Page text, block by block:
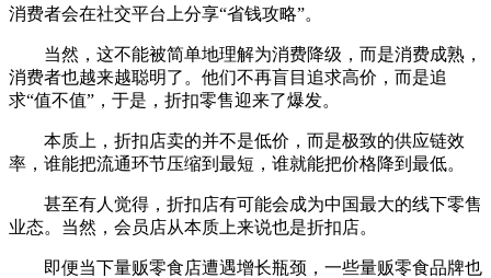
消费者会在社交平台上分享“省钱攻略”。
当然，这不能被简单地理解为消费降级，而是消费成熟，
消费者也越来越聪明了。他们不再盲目追求高价，而是追
求“值不值”，于是，折扣零售迎来了爆发。
本质上，折扣店卖的并不是低价，而是极致的供应链效
率，谁能把流通环节压缩到最短，谁就能把价格降到最低。
甚至有人觉得，折扣店有可能会成为中国最大的线下零售
业态。当然，会员店从本质上来说也是折扣店。
即便当下量贩零食店遭遇增长瓶颈，一些量贩零食品牌也